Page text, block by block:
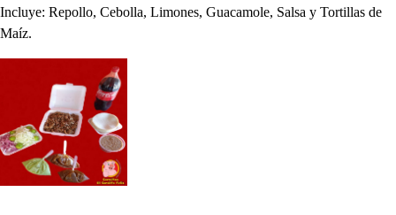
Incluye: Repollo, Cebolla, Limones, Guacamole, Salsa y Tortillas de
Maíz.